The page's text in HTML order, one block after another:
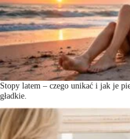
Stopy latem – czego unikać i jak je
gładkie.